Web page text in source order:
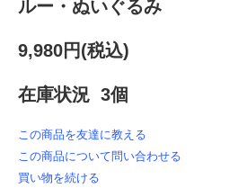
ルー・ぬいぐるみ
9,980円(税込)
在庫状況 3個
この商品を友達に教える
この商品について問い合わせる
買い物を続ける